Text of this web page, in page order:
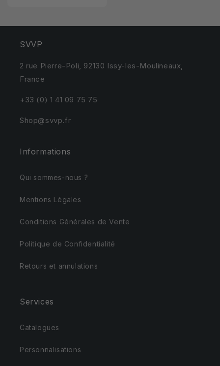
SVVP
2 rue Pierre-Poli, 92130 Issy-les-Moulineaux,
France
+33 (0) 1 41 09 75 75
Shop@svvp.fr
Informations
Qui sommes-nous ?
Mentions Légales
Conditions Générales de Vente
Politique de Confidentialité
Retours et annulations
Services
Catalogues
Personnalisations